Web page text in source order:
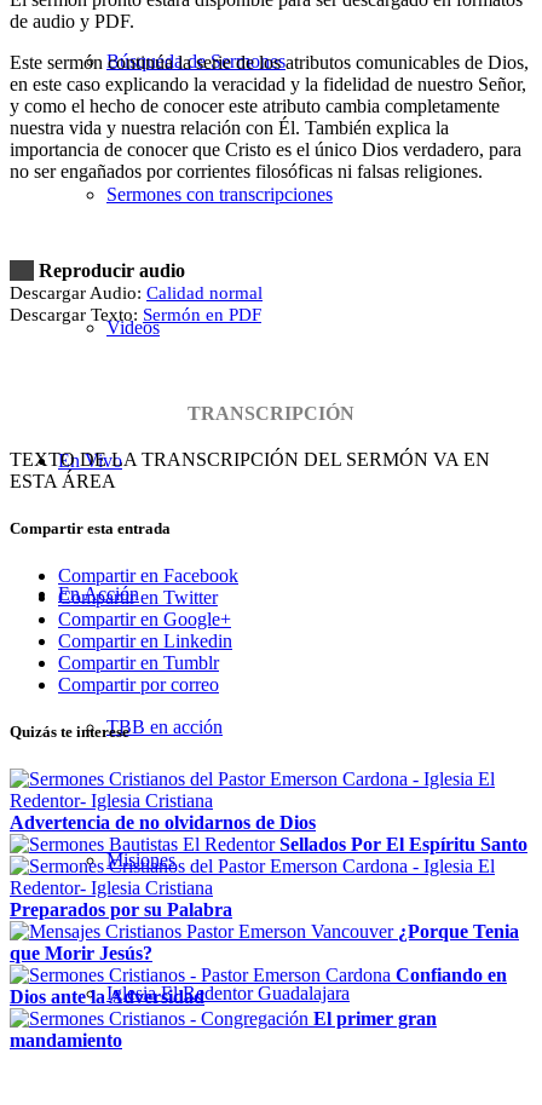
Búsqueda de Sermones
Sermones con transcripciones
Videos
En Vivo
En Acción
TBB en acción
Misiones
Iglesia El Redentor Guadalajara
de audio y PDF.
Este sermón continúa la serie de los atributos comunicables de Dios,
en este caso explicando la veracidad y la fidelidad de nuestro Señor,
y como el hecho de conocer este atributo cambia completamente
nuestra vida y nuestra relación con Él. También explica la
importancia de conocer que Cristo es el único Dios verdadero, para
no ser engañados por corrientes filosóficas ni falsas religiones.
Reproducir audio
Descargar Audio: Calidad normal
Descargar Texto: Sermón en PDF
TRANSCRIPCIÓN
TEXTO DE LA TRANSCRIPCIÓN DEL SERMÓN VA EN
ESTA ÁREA
Compartir esta entrada
Compartir en Facebook
Compartir en Twitter
Compartir en Google+
Compartir en Linkedin
Compartir en Tumblr
Compartir por correo
Quizás te interese
Advertencia de no olvidarnos de Dios
Sellados Por El Espíritu Santo
Preparados por su Palabra
¿Porque Tenia
que Morir Jesús?
Confiando en
Dios ante la Adversidad
El primer gran
mandamiento